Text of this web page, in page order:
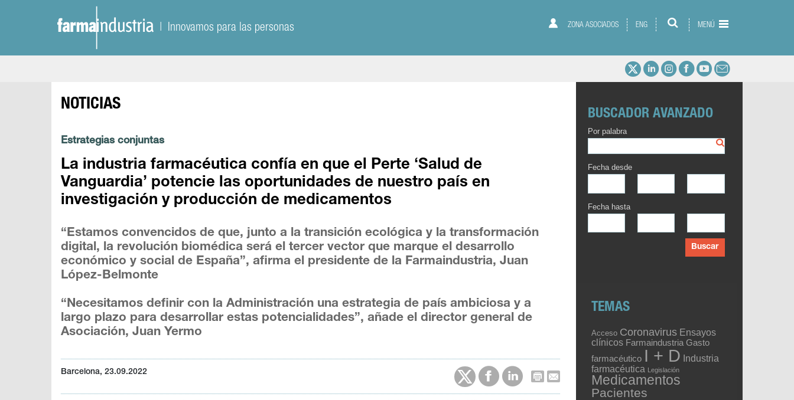
| Innovamos para las personas ZONA ASOCIADOS ENG MENÚ
NOTICIAS
Estrategias conjuntas
La industria farmacéutica confía en que el Perte ‘Salud de
Vanguardia’ potencie las oportunidades de nuestro país en
investigación y producción de medicamentos
“Estamos convencidos de que, junto a la transición ecológica y la transformación
digital, la revolución biomédica será el tercer vector que marque el desarrollo
económico y social de España”, afirma el presidente de la Farmaindustria, Juan
López-Belmonte
“Necesitamos definir con la Administración una estrategia de país ambiciosa y a
largo plazo para desarrollar estas potencialidades”, añade el director general de
Asociación, Juan Yermo
Barcelona, 23.09.2022
BUSCADOR AVANZADO
Por palabra
Fecha desde
Fecha hasta
Buscar
TEMAS
Acceso Coronavirus Ensayos
clínicos Farmaindustria Gasto
farmacéutico I + D Industria
farmacéutica Legislación
Medicamentos
Pacientes